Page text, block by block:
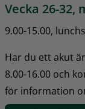
Vecka 26-32,
9.00-15.00,
Har du ett akut
8.00-16.00 och
för information